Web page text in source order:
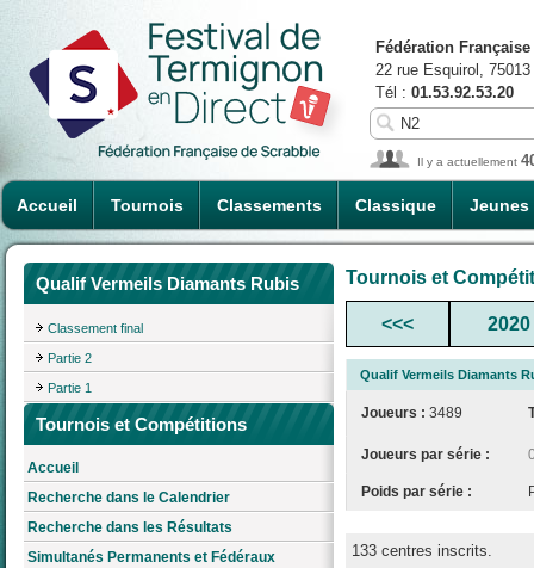
Accueil Tournois Classements Classique Jeunes
Fédération
22 rue Esquirol,
Tél : 01.53.92.53.20
Il y a actuellement
Qualif Vermeils Diamants Rubis
Classement final
Partie 2
Partie 1
Tournois et Compétitions
Accueil
Recherche dans le Calendrier
Recherche dans les Résultats
Simultanés Permanents et Fédéraux
Tournois et
<<< 2020
Qualif Vermeils Diamants
Joueurs : 3489
Joueurs par série :
Poids par série :
133 centres inscrits.